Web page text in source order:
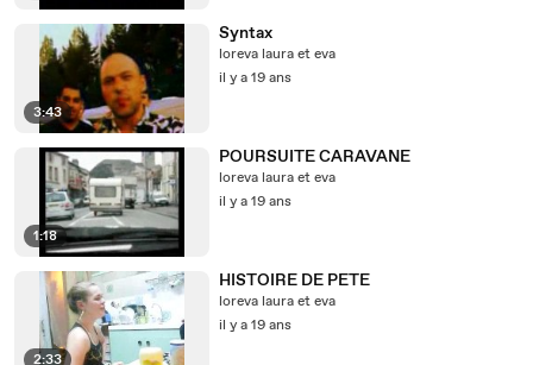
3:43
Syntax
loreva laura et eva
il y a 19 ans
1:18
POURSUITE CARAVANE
loreva laura et eva
il y a 19 ans
2:33
HISTOIRE DE PETE
loreva laura et eva
il y a 19 ans